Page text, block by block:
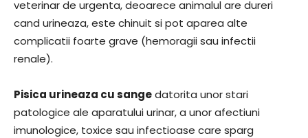
veterinar de urgenta, deoarece animalul are dureri
cand urineaza, este chinuit si pot aparea alte
complicatii foarte grave (hemoragii sau infectii
renale).
Pisica urineaza cu sangedatorita unor stari
patologice ale aparatului urinar, a unor afectiuni
imunologice, toxice sau infectioase care sparg